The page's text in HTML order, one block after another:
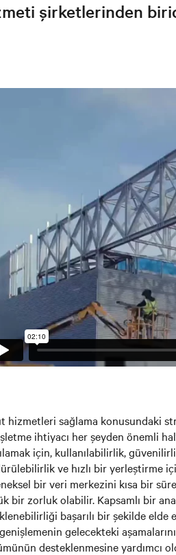
şirketlerinden
hizmetleri sağlama konusundaki
ihtiyacı her şeyden önemli
için, kullanılabilirlik,
ve hızlı bir yerleştirme
bir veri merkezini kısa bir
bir zorluk olabilir. Kapsamlı bir
başarılı bir şekilde elde
gelecekteki
desteklenmesine yardımcı